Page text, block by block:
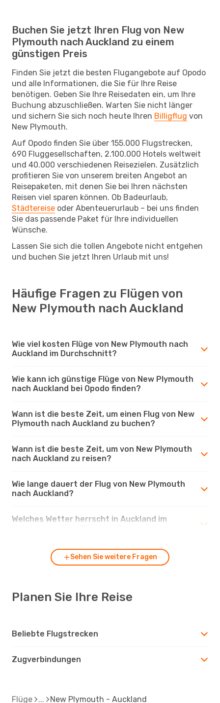
Buchen Sie jetzt Ihren Flug von New
Plymouth nach Auckland zu einem
günstigen Preis
Finden Sie jetzt die besten Flugangebote auf Opodo
und alle Informationen, die Sie für Ihre Reise
benötigen. Geben Sie Ihre Reisedaten ein, um Ihre
Buchung abzuschließen. Warten Sie nicht länger
und sichern Sie sich noch heute Ihren Billigflug von
New Plymouth.
Auf Opodo finden Sie über 155.000 Flugstrecken,
690 Fluggesellschaften, 2.100.000 Hotels weltweit
und 40.000 verschiedenen Reisezielen. Zusätzlich
profitieren Sie von unserem breiten Angebot an
Reisepaketen, mit denen Sie bei Ihren nächsten
Reisen viel sparen können. Ob Badeurlaub,
Städtereise oder Abenteuerurlaub – bei uns finden
Sie das passende Paket für Ihre individuellen
Wünsche.
Lassen Sie sich die tollen Angebote nicht entgehen
und buchen Sie jetzt Ihren Urlaub mit uns!
Häufige Fragen zu Flügen von
New Plymouth nach Auckland
Wie viel kosten Flüge von New Plymouth nach
Auckland im Durchschnitt?
Wie kann ich günstige Flüge von New Plymouth
nach Auckland bei Opodo finden?
Wann ist die beste Zeit, um einen Flug von New
Plymouth nach Auckland zu buchen?
Wann ist die beste Zeit, um von New Plymouth
nach Auckland zu reisen?
Wie lange dauert der Flug von New Plymouth
nach Auckland?
Welches Wetter herrscht in Auckland im
Sehen Sie weitere Fragen
Planen Sie Ihre Reise
Beliebte Flugstrecken
Zugverbindungen
Flüge New Plymouth - Auckland